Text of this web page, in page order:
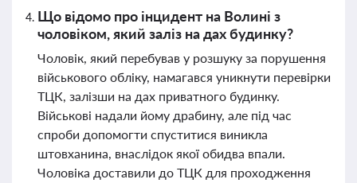
Що відомо про інцидент на Волині з
чоловіком, який заліз на дах будинку?
Чоловік, який перебував у розшуку за порушення
військового обліку, намагався уникнути перевірки
ТЦК, залізши на дах приватного будинку.
Військові надали йому драбину, але під час
спроби допомогти спуститися виникла
штовханина, внаслідок якої обидва впали.
Чоловіка доставили до ТЦК для проходження